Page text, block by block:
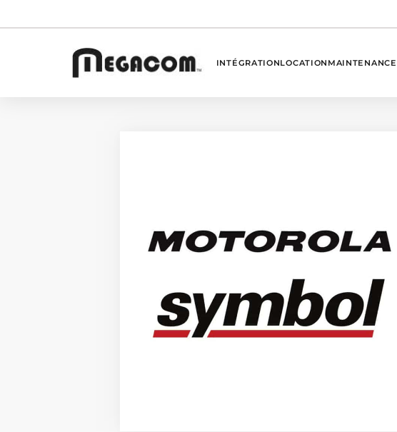
INTÉGRATIONLOCATION MAINTENANCE